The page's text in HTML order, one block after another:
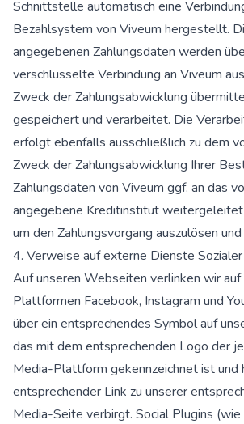
Schnittstelle automatisch eine
Bezahlsystem von Viveum hergestellt.
angegebenen Zahlungsdaten werden
verschlüsselte Verbindung an Viveum
Zweck der Zahlungsabwicklung
gespeichert und verarbeitet. Die
erfolgt ebenfalls ausschließlich zu dem
Zweck der Zahlungsabwicklung Ihrer
Zahlungsdaten von Viveum ggf. an das
angegebene Kreditinstitut
um den Zahlungsvorgang auszulösen
4. Verweise auf externe Dienste
Auf unseren Webseiten verlinken wir
Plattformen Facebook, Instagram und
über ein entsprechendes Symbol auf
das mit dem entsprechenden Logo der
Media-Plattform gekennzeichnet ist und
entsprechender Link zu unserer
Media-Seite verbirgt. Social Plugins